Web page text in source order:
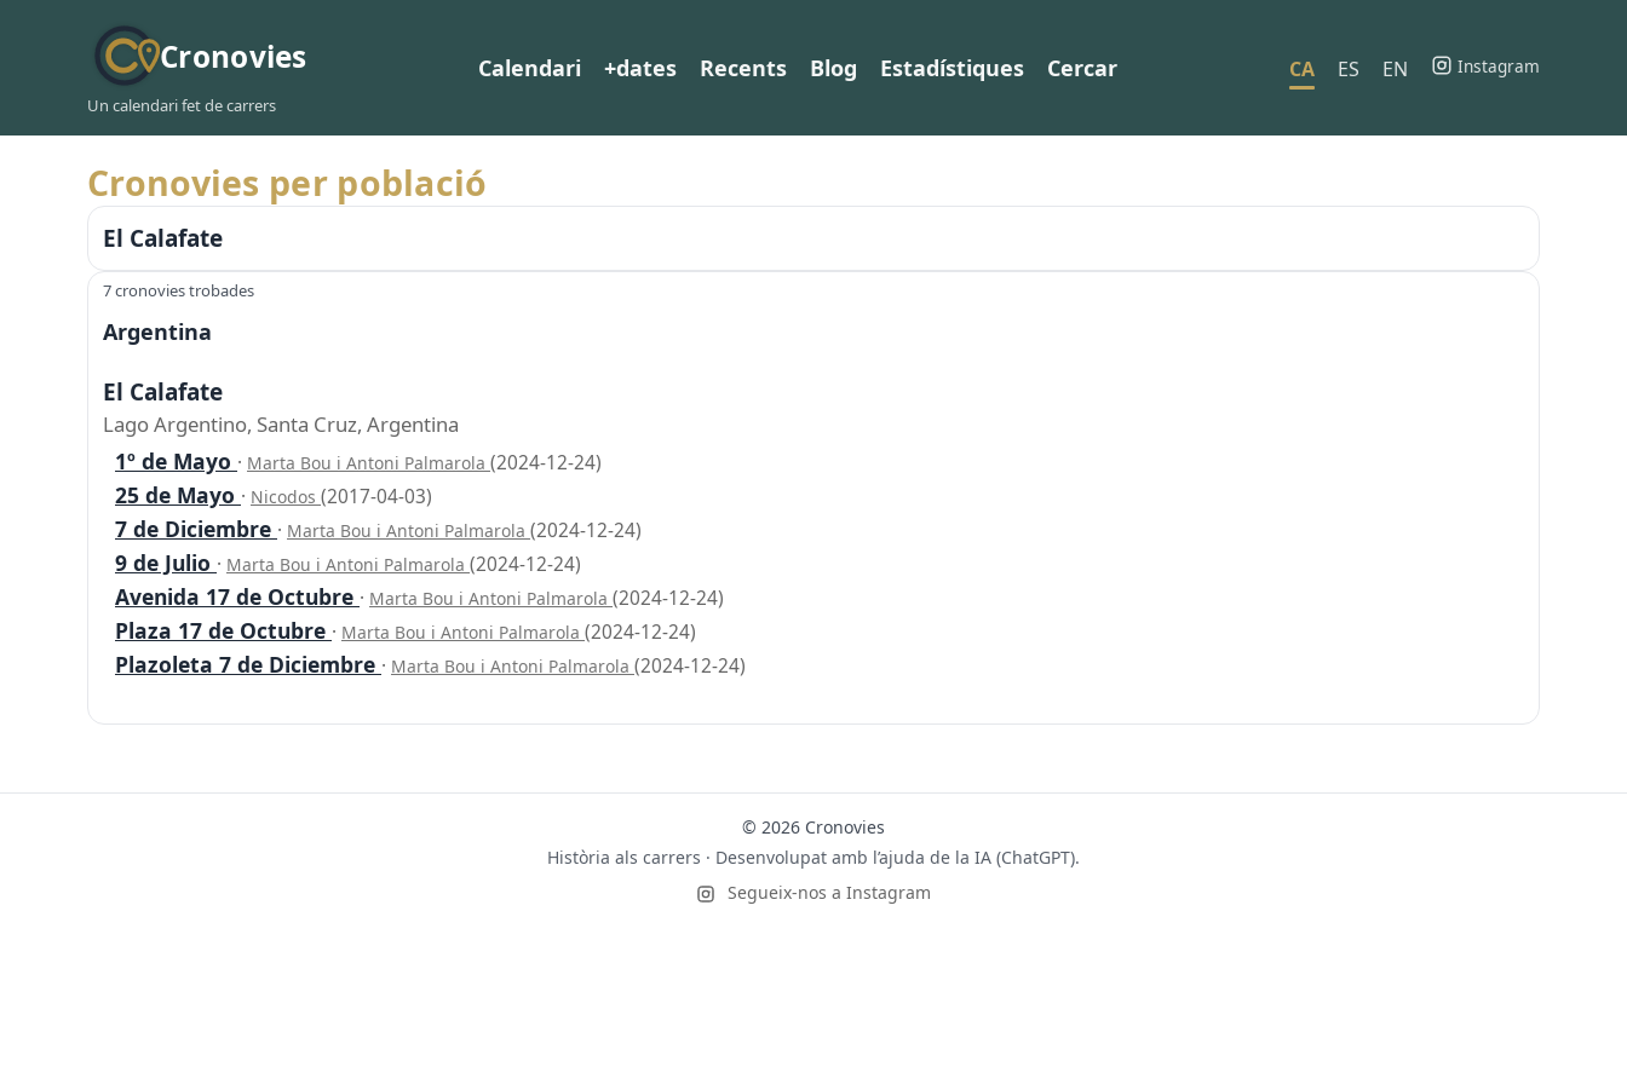
Cronovies
Un calendari fet de carrers
Calendari +dates Recents Blog Estadístiques Cercar CA ES EN Instagram
Cronovies per població
El Calafate
7 cronovies trobades
Argentina
El Calafate
Lago Argentino, Santa Cruz, Argentina
1º de Mayo · Marta Bou i Antoni Palmarola (2024-12-24)
25 de Mayo · Nicodos (2017-04-03)
7 de Diciembre · Marta Bou i Antoni Palmarola (2024-12-24)
9 de Julio · Marta Bou i Antoni Palmarola (2024-12-24)
Avenida 17 de Octubre · Marta Bou i Antoni Palmarola (2024-12-24)
Plaza 17 de Octubre · Marta Bou i Antoni Palmarola (2024-12-24)
Plazoleta 7 de Diciembre · Marta Bou i Antoni Palmarola (2024-12-24)
© 2026 Cronovies
Història als carrers · Desenvolupat amb l’ajuda de la IA (ChatGPT).
Segueix-nos a Instagram